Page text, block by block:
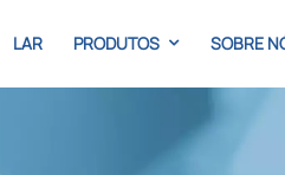
LAR PRODUTOS SOBRE